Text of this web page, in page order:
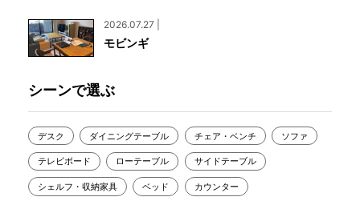
2026.07.27 |
モビンギ
シーンで選ぶ
デスク ダイニングテーブル チェア・ベンチ ソファ
テレビボード ローテーブル サイドテーブル
シェルフ・収納家具 ベッド カウンター